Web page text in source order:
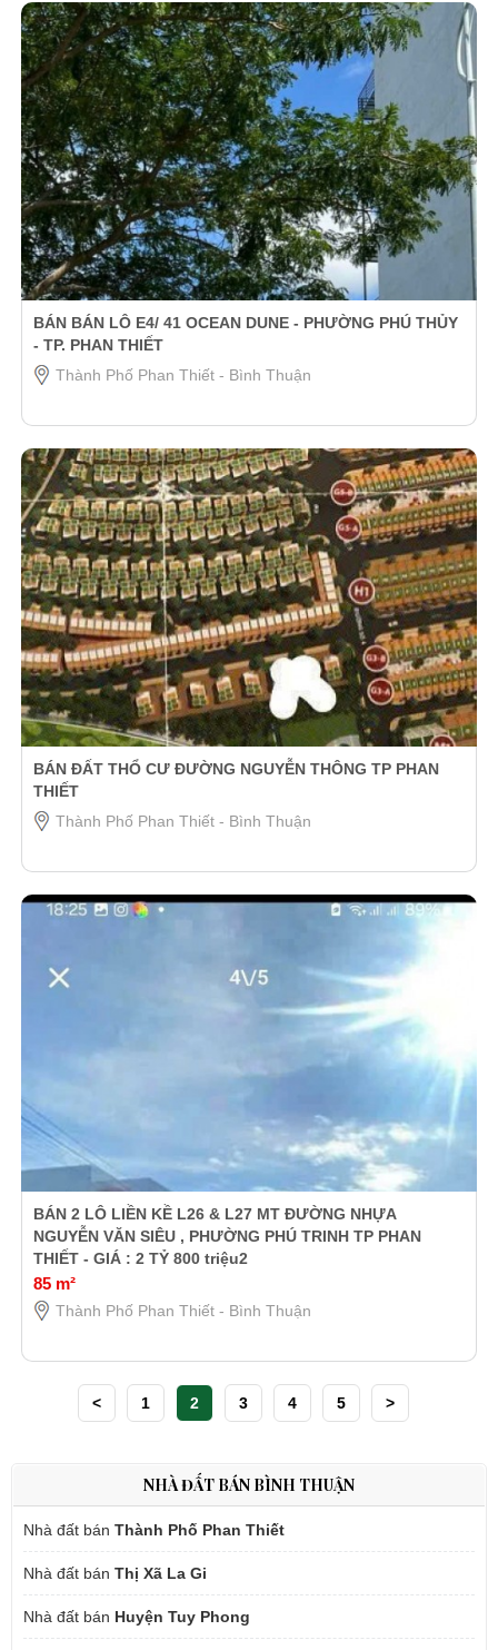
BÁN BÁN LÔ E4/ 41 OCEAN DUNE - PHƯỜNG PHÚ THỦY
- TP. PHAN THIẾT
Thành Phố Phan Thiết - Bình Thuận
BÁN ĐẤT THỔ CƯ ĐƯỜNG NGUYỄN THÔNG TP PHAN
THIẾT
Thành Phố Phan Thiết - Bình Thuận
BÁN 2 LÔ LIỀN KỀ L26 & L27 MT ĐƯỜNG NHỰA
NGUYỄN VĂN SIÊU , PHƯỜNG PHÚ TRINH TP PHAN
THIẾT - GIÁ : 2 TỶ 800 triệu2
85 m²
Thành Phố Phan Thiết - Bình Thuận
< 1 2 3 4 5 >
NHÀ ĐẤT BÁN BÌNH THUẬN
Nhà đất bán Thành Phố Phan Thiết
Nhà đất bán Thị Xã La Gi
Nhà đất bán Huyện Tuy Phong